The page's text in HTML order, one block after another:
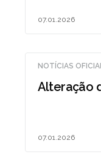
07.01.2026
NOTÍCIAS
Alteração
07.01.2026